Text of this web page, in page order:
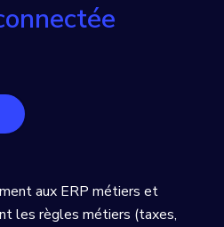
aux ERP métiers et
les règles métiers (taxes,